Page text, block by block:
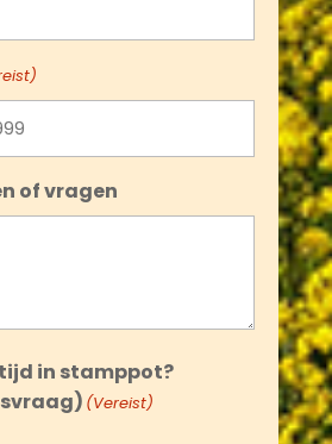
of vragen
in stamppot?
(Vereist)